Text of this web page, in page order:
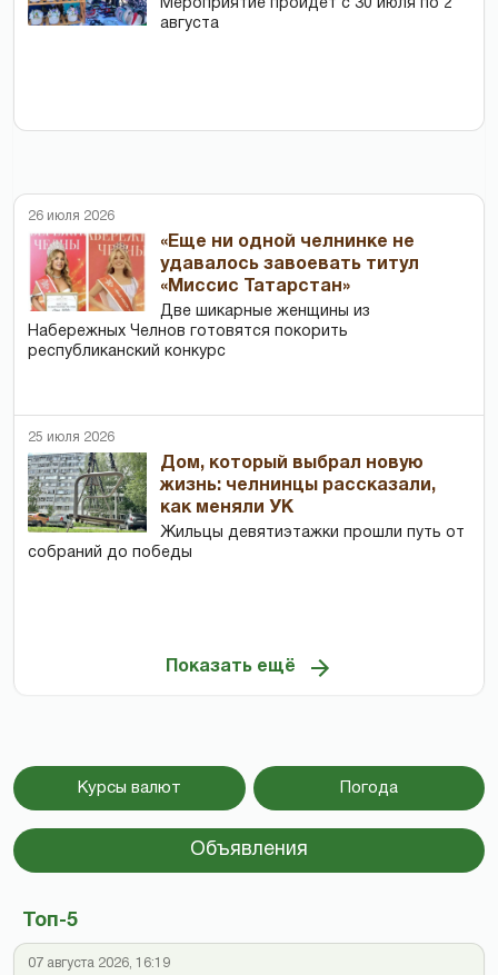
Мероприятие пройдет с 30 июля по 2
августа
26 июля 2026
«Еще ни одной челнинке не
удавалось завоевать титул
«Миссис Татарстан»
Две шикарные женщины из
Набережных Челнов готовятся покорить
республиканский конкурс
25 июля 2026
Дом, который выбрал новую
жизнь: челнинцы рассказали,
как меняли УК
Жильцы девятиэтажки прошли путь от
собраний до победы
Показать ещё
Курсы валют Погода
Объявления
Топ-5
07 августа 2026, 16:19